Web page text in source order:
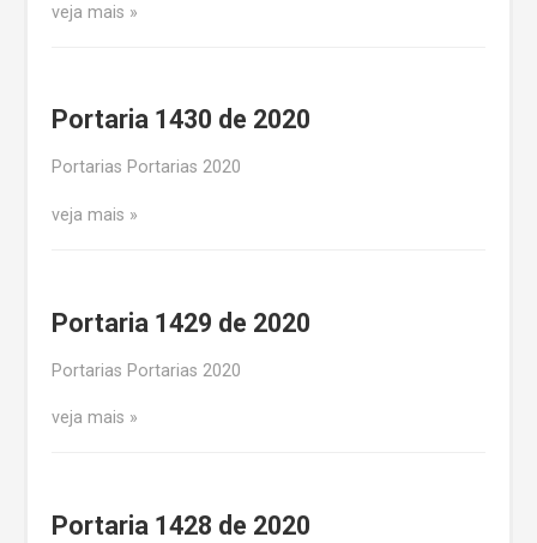
veja mais
Portaria 1430 de 2020
Portarias Portarias 2020
veja mais
Portaria 1429 de 2020
Portarias Portarias 2020
veja mais
Portaria 1428 de 2020